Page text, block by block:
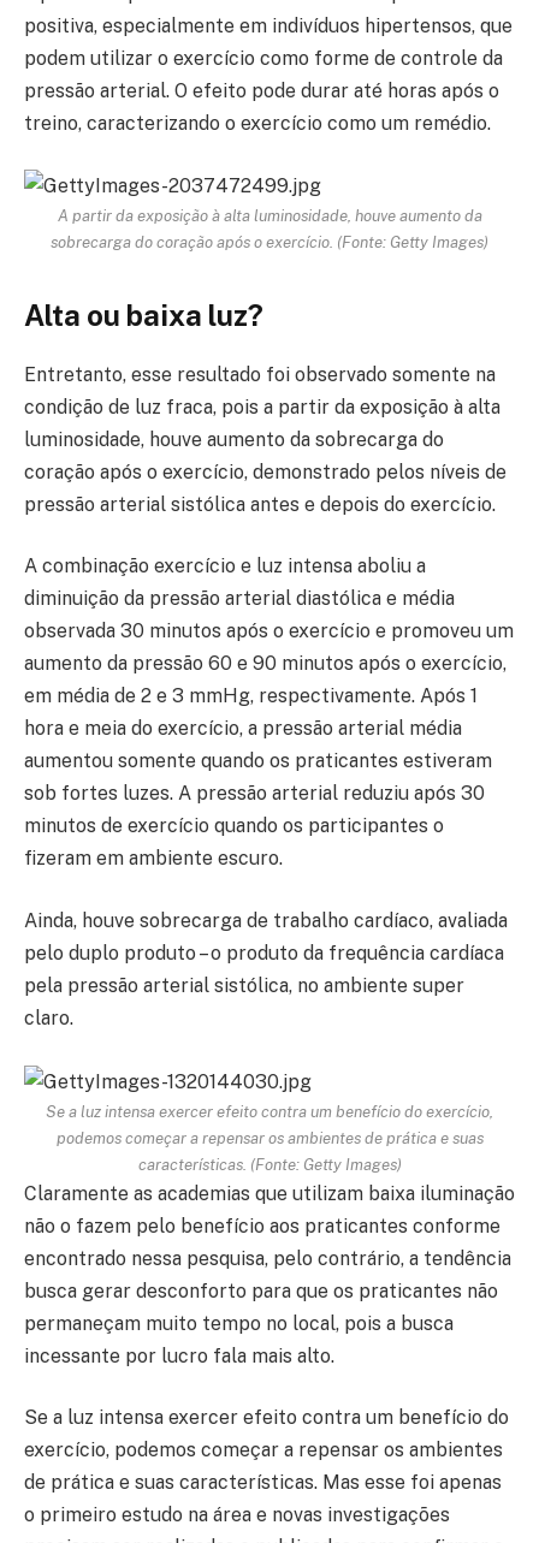
positiva, especialmente em indivíduos hipertensos, que
podem utilizar o exercício como forme de controle da
pressão arterial. O efeito pode durar até horas após o
treino, caracterizando o exercício como um remédio.
A partir da exposição à alta luminosidade, houve aumento da
sobrecarga do coração após o exercício. (Fonte: Getty Images)
Alta ou baixa luz?
Entretanto, esse resultado foi observado somente na
condição de luz fraca, pois a partir da exposição à alta
luminosidade, houve aumento da sobrecarga do
coração após o exercício, demonstrado pelos níveis de
pressão arterial sistólica antes e depois do exercício.
A combinação exercício e luz intensa aboliu a
diminuição da pressão arterial diastólica e média
observada 30 minutos após o exercício e promoveu um
aumento da pressão 60 e 90 minutos após o exercício,
em média de 2 e 3 mmHg, respectivamente. Após 1
hora e meia do exercício, a pressão arterial média
aumentou somente quando os praticantes estiveram
sob fortes luzes. A pressão arterial reduziu após 30
minutos de exercício quando os participantes o
fizeram em ambiente escuro.
Ainda, houve sobrecarga de trabalho cardíaco, avaliada
pelo duplo produto – o produto da frequência cardíaca
pela pressão arterial sistólica, no ambiente super
claro.
Se a luz intensa exercer efeito contra um benefício do exercício,
podemos começar a repensar os ambientes de prática e suas
características. (Fonte: Getty Images)
Claramente as academias que utilizam baixa iluminação
não o fazem pelo benefício aos praticantes conforme
encontrado nessa pesquisa, pelo contrário, a tendência
busca gerar desconforto para que os praticantes não
permaneçam muito tempo no local, pois a busca
incessante por lucro fala mais alto.
Se a luz intensa exercer efeito contra um benefício do
exercício, podemos começar a repensar os ambientes
de prática e suas características. Mas esse foi apenas
o primeiro estudo na área e novas investigações